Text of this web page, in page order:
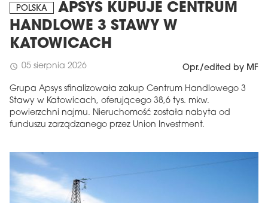
POLSKA
APSYS KUPUJE CENTRUM
HANDLOWE 3 STAWY W
KATOWICACH
schedule 05 sierpnia 2026 Opr./edited by MF
Grupa Apsys sfinalizowała zakup Centrum Handlowego 3
Stawy w Katowicach, oferującego 38,6 tys. mkw.
powierzchni najmu. Nieruchomość została nabyta od
funduszu zarządzanego przez Union Investment.